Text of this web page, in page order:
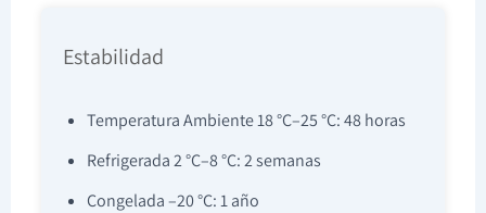
Estabilidad
Temperatura Ambiente 18 °C–25 °C: 48 horas
Refrigerada 2 °C–8 °C: 2 semanas
Congelada –20 °C: 1 año